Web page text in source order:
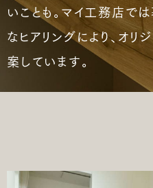
いことも。マイ工務店で
なヒアリングにより、オ
案しています。